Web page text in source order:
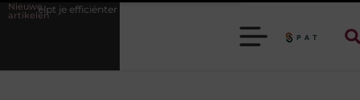
Nieuwe
artikelen
werken Stijlvolle heren sneakers voor een sportieve lifestyle